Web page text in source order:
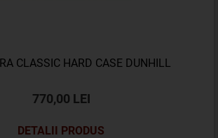
CLASSIC HARD CASE DUNHILL
770,00 LEI
DETALII PRODUS